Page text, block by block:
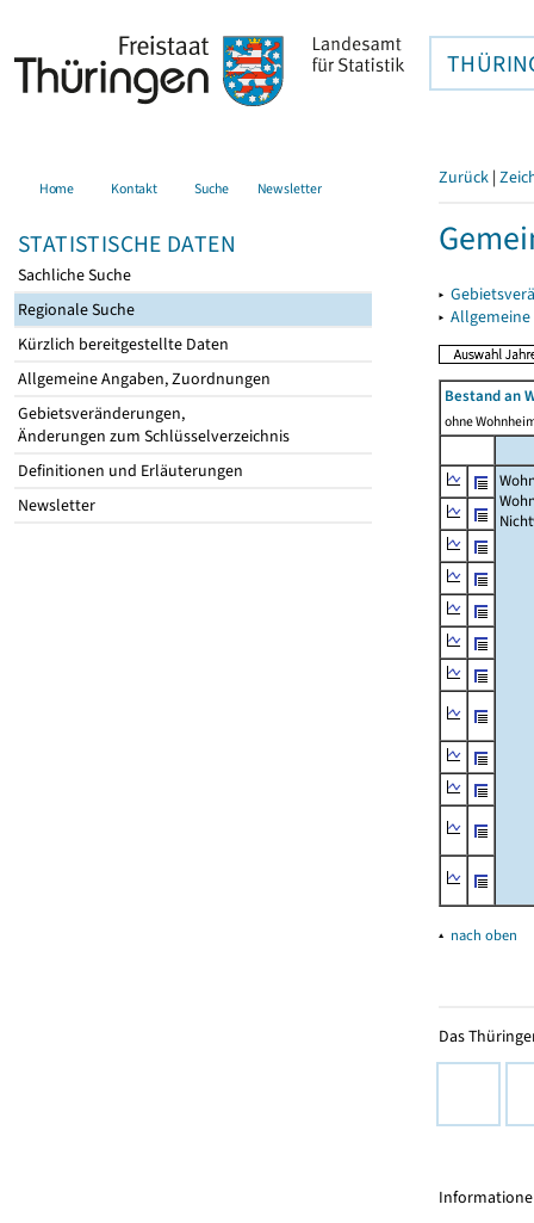
Home Kontakt Suche Newsletter
STATISTISCHE DATEN
Sachliche Suche
Regionale Suche
Kürzlich bereitgestellte Daten
Allgemeine Angaben, Zuordnungen
Gebietsveränderungen,
Änderungen zum Schlüsselverzeichnis
Definitionen und Erläuterungen
Newsletter
Zurück |
▸
▸
Bestand an
ohne
▴ nach oben
Das